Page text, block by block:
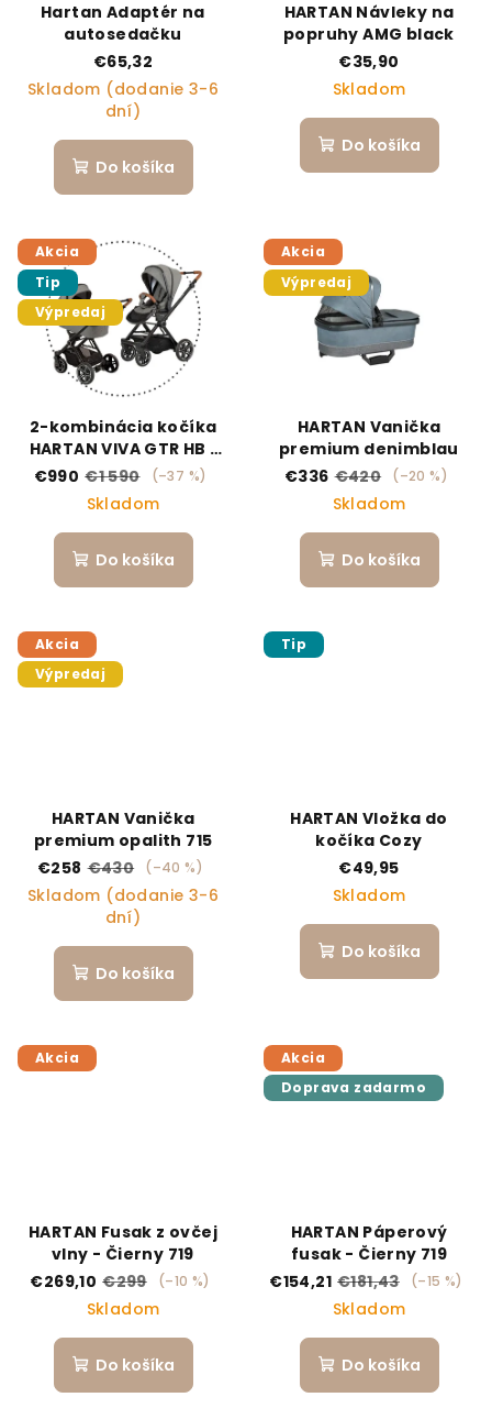
Hartan Adaptér na
autosedačku
€65,32
Skladom (dodanie 3-6
dní)
Do košíka
HARTAN Návleky na
popruhy AMG black
€35,90
Skladom
Do košíka
Akcia
Tip
Výpredaj
2-kombinácia kočíka
HARTAN VIVA GTR HB /
Grey
€990 €1 590 (–37 %)
Skladom
Do košíka
Akcia
Výpredaj
HARTAN Vanička
premium denimblau
€336 €420 (–20 %)
Skladom
Do košíka
Akcia
Výpredaj
HARTAN Vanička
premium opalith 715
€258 €430 (–40 %)
Skladom (dodanie 3-6
dní)
Do košíka
Tip
HARTAN Vložka do
kočíka Cozy
€49,95
Skladom
Do košíka
Akcia
HARTAN Fusak z ovčej
vlny - Čierny 719
€269,10 €299 (–10 %)
Skladom
Do košíka
Akcia
Doprava zadarmo
HARTAN Páperový
fusak - Čierny 719
€154,21 €181,43 (–15 %)
Skladom
Do košíka